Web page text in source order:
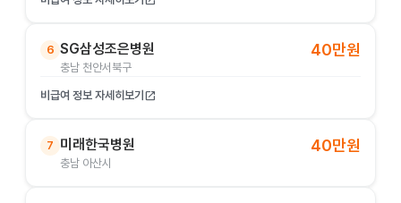
6 SG삼성조은병원
충남 천안서북구
40만원
비급여 정보 자세히보기 open_in_new
7 미래한국병원
충남 아산시
40만원